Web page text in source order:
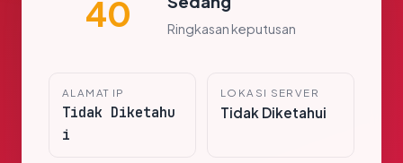
40 Ringkasan keputusan
ALAMAT IP
Tidak Diketahu
i
LOKASI SERVER
Tidak Diketahui